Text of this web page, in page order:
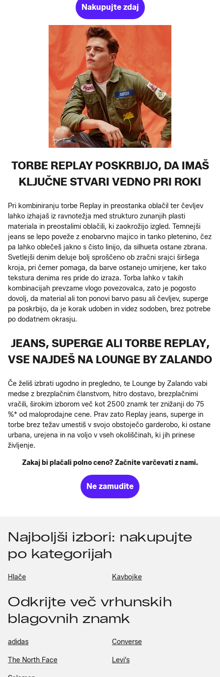
Nakupujte zdaj
TORBE REPLAY POSKRBIJO, DA IMAŠ
KLJUČNE STVARI VEDNO PRI ROKI
Pri kombiniranju torbe Replay in preostanka oblačil ter čevljev
lahko izhajaš iz ravnotežja med strukturo zunanjih plasti
materiala in preostalimi oblačili, ki zaokrožijo izgled. Temnejši
jeans se lepo poveže z enobarvno majico in tanko pletenino, čez
pa lahko oblečeš jakno s čisto linijo, da silhueta ostane zbrana.
Svetlejši denim deluje bolj sproščeno ob zračni srajci širšega
kroja, pri čemer pomaga, da barve ostanejo umirjene, ker tako
tekstura denima res pride do izraza. Torba lahko v takih
kombinacijah prevzame vlogo povezovalca, zato je pogosto
dovolj, da material ali ton ponovi barvo pasu ali čevljev, superge
pa poskrbijo, da je korak udoben in videz sodoben, brez potrebe
po dodatnem okrasju.
JEANS, SUPERGE ALI TORBE REPLAY,
VSE NAJDEŠ NA LOUNGE BY ZALANDO
Če želiš izbrati ugodno in pregledno, te Lounge by Zalando vabi
medse z brezplačnim članstvom, hitro dostavo, brezplačnimi
vračili, širokim izborom več kot 2500 znamk ter znižanji do 75
%* od maloprodajne cene. Prav zato Replay jeans, superge in
torbe brez težav umestiš v svojo obstoječo garderobo, ki ostane
urbana, urejena in na voljo v vseh okoliščinah, ki jih prinese
življenje.
Zakaj bi plačali polno ceno? Začnite varčevati z nami.
Ne zamudite
Najboljši izbori: nakupujte
po kategorijah
Hlače Kavbojke
Odkrijte več vrhunskih
blagovnih znamk
adidas Converse
The North Face Levi’s